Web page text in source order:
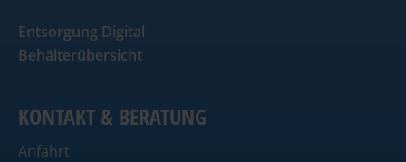
Entsorgung Digital
Behälterübersicht
KONTAKT & BERATUNG
Anfahrt